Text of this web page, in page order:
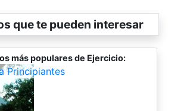
que te pueden interesar
más populares de Ejercicio:
Principiantes